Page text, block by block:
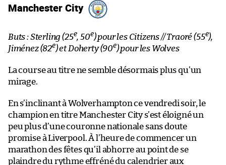
Manchester City
Buts : Sterling (25e, 50e) pour les Citizens // Traoré (55e),
Jiménez (82e) et Doherty (90e) pour les Wolves
La course au titre ne semble désormais plus qu’un
mirage.
En s’inclinant à Wolverhampton ce vendredi soir, le
champion en titre Manchester City s’est éloigné un
peu plus d’une couronne nationale sans doute
promise à Liverpool. À l’heure de commencer un
marathon des fêtes qu’il abhorre au point de se
plaindre du rythme effréné du calendrier aux